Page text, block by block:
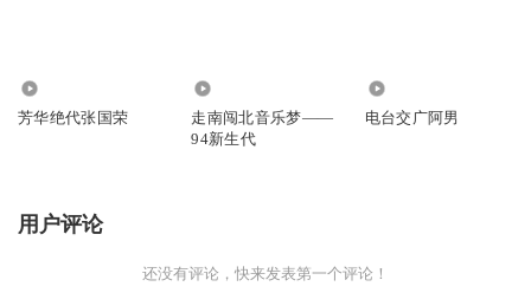
芳华绝代张国荣
走南闯北音乐梦——
94新生代
电台交广阿男
用户评论
还没有评论，快来发表第一个评论！